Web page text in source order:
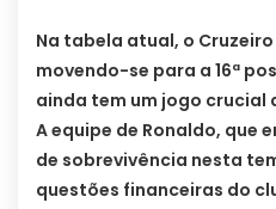
Na tabela atual, o
movendo-se para a 16ª
ainda tem um jogo
A equipe de Ronaldo, que
de sobrevivência nesta
questões financeiras do